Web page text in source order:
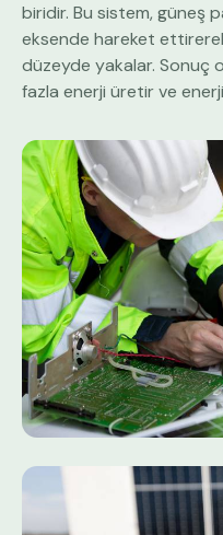
biridir. Bu sistem, güneş
eksende hareket ettirerek
düzeyde yakalar. Sonuç
fazla enerji üretir ve